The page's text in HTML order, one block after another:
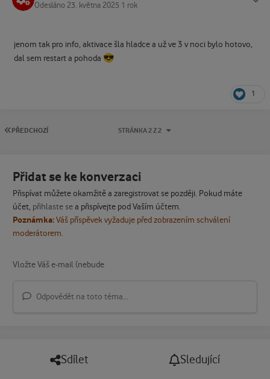
Odesláno 23. května 2025 1 rok
jenom tak pro info, aktivace šla hladce a už ve 3 v noci bylo hotovo,
dal sem restart a pohoda 😎
1
PRVNÍ STRÁNKA
PŘEDCHOZÍ STRÁNKA 2 Z 2
Přidat se ke konverzaci
Přispívat můžete okamžitě a zaregistrovat se později. Pokud máte
účet, přihlaste sea přispívejte pod Vaším účtem.
Poznámka:Váš příspěvek vyžaduje před zobrazením schválení
moderátorem.
Odpovědět na toto téma...
Sdílet Sledující